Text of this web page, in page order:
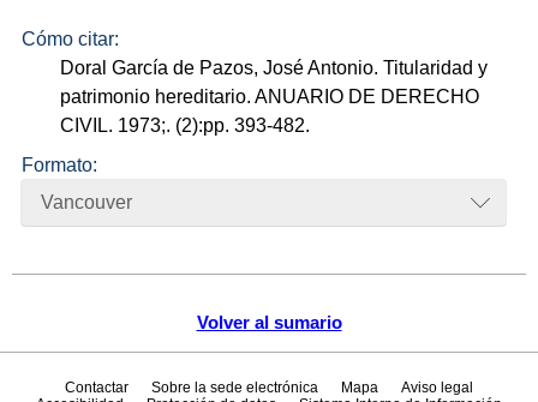
Volver al sumario
Cómo citar:
Doral García de Pazos, José Antonio. Titularidad y
patrimonio hereditario. ANUARIO DE DERECHO
CIVIL. 1973;. (2):pp. 393-482.
Formato:
Vancouver
Contactar Sobre la sede electrónica Mapa
Aviso legal